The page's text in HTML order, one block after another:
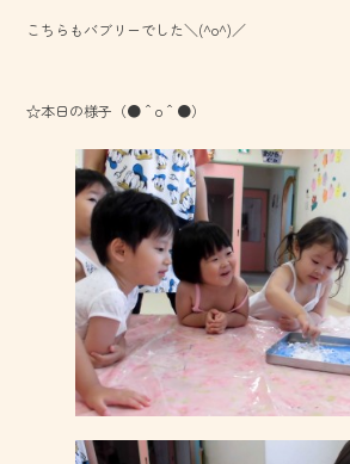
こちらもバブリーでした＼(^o^)／
☆本日の様子（●＾o＾●）